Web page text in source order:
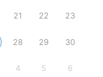
21 22 23
28 29 30
4 5 6